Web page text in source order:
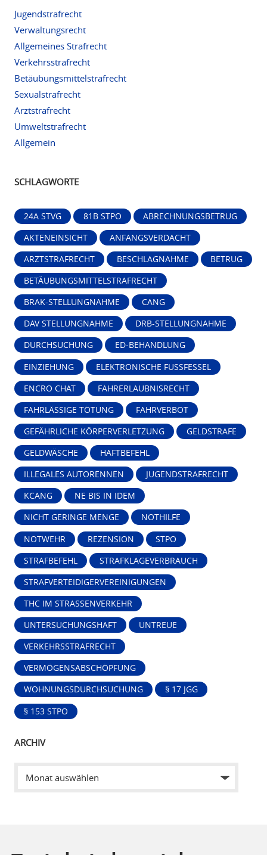
Jugendstrafrecht
Verwaltungsrecht
Allgemeines Strafrecht
Verkehrsstrafrecht
Betäubungsmittelstrafrecht
Sexualstrafrecht
Arztstrafrecht
Umweltstrafrecht
Allgemein
SCHLAGWORTE
24A STVG 81B STPO ABRECHNUNGSBETRUG
AKTENEINSICHT ANFANGSVERDACHT
ARZTSTRAFRECHT BESCHLAGNAHME BETRUG
BETÄUBUNGSMITTELSTRAFRECHT
BRAK-STELLUNGNAHME CANG
DAV STELLUNGNAHME DRB-STELLUNGNAHME
DURCHSUCHUNG ED-BEHANDLUNG
EINZIEHUNG ELEKTRONISCHE FUSSFESSEL
ENCRO CHAT FAHRERLAUBNISRECHT
FAHRLÄSSIGE TÖTUNG FAHRVERBOT
GEFÄHRLICHE KÖRPERVERLETZUNG GELDSTRAFE
GELDWÄSCHE HAFTBEFEHL
ILLEGALES AUTORENNEN JUGENDSTRAFRECHT
KCANG NE BIS IN IDEM
NICHT GERINGE MENGE NOTHILFE
NOTWEHR REZENSION STPO
STRAFBEFEHL STRAFKLAGEVERBRAUCH
STRAFVERTEIDIGERVEREINIGUNGEN
THC IM STRASSENVERKEHR
UNTERSUCHUNGSHAFT UNTREUE
VERKEHRSSTRAFRECHT
VERMÖGENSABSCHÖPFUNG
WOHNUNGSDURCHSUCHUNG § 17 JGG
§ 153 STPO
ARCHIV